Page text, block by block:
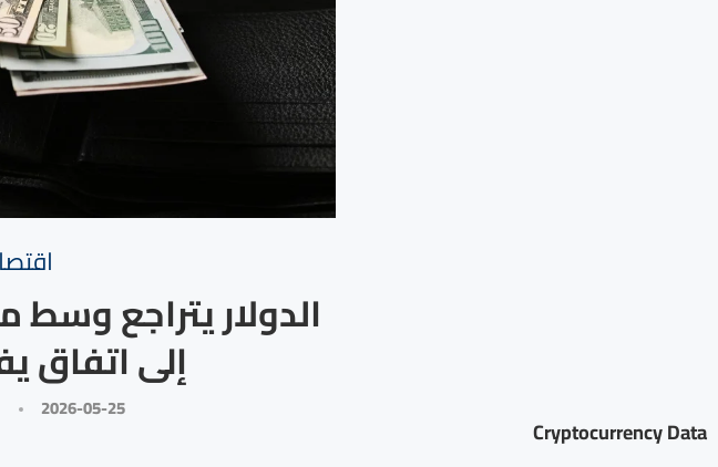
الدولار يتراجع
إلى اتفاق
2026-05-25
Cryptocurrency Data